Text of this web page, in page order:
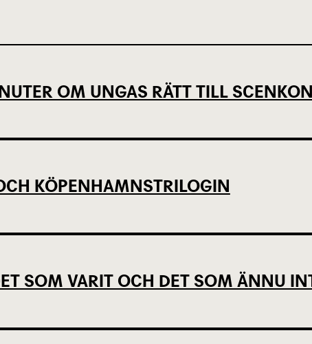
OM UNGAS RÄTT TILL
KÖPENHAMNSTRILOGIN
SOM VARIT OCH DET SOM ÄNNU